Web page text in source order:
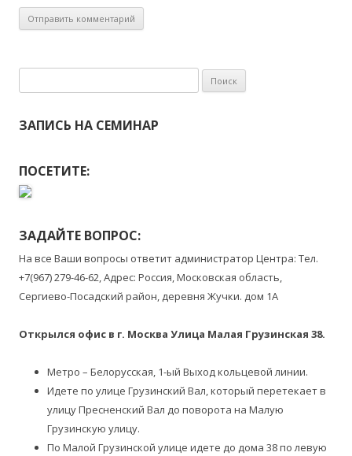
ЗАПИСЬ НА СЕМИНАР
ПОСЕТИТЕ:
ЗАДАЙТЕ ВОПРОС:
На все Ваши вопросы ответит администратор Центра: Тел.
+7(967) 279-46-62, Адрес: Россия, Московская область,
Сергиево-Посадский район, деревня Жучки. дом 1А
Открылся офис в г. Москва Улица Малая Грузинская 38.
Метро – Белорусская, 1-ый Выход кольцевой линии.
Идете по улице Грузинский Вал, который перетекает в
улицу Пресненский Вал до поворота на Малую
Грузинскую улицу.
По Малой Грузинской улице идете до дома 38 по левую